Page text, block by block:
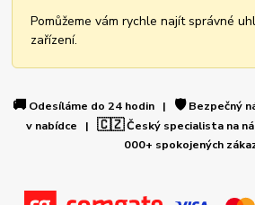
Pomůžeme vám rychle najít správné
zařízení.
🚚 Odesíláme do 24 hodin | 🛡️Bezpečný
v nabídce | 🇨🇿Český specialista na
000+ spokojených